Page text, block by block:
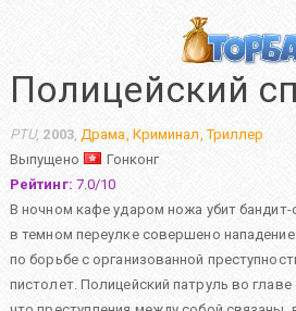
Полицейский
PTU, 2003,Драма, Криминал,Триллер
Выпущено
Гонконг
Рейтинг: 7.0/10
В ночном кафе ударом ножа убит
в темном переулке совершено
по борьбе с организованной
пистолет. Полицейский патруль во